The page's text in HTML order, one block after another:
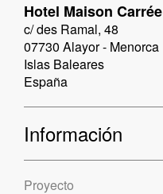
Hotel Maison Carrée
c/ des Ramal, 48
07730 Alayor - Menorca
Islas Baleares
España
Información
Proyecto